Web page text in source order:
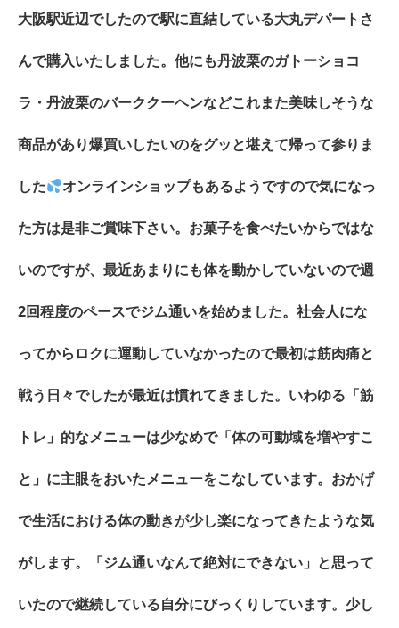
大阪駅近辺でしたので駅に直結している大丸デパートさ
んで購入いたしました。他にも丹波栗のガトーショコ
ラ・丹波栗のバーククーヘンなどこれまた美味しそうな
商品があり爆買いしたいのをグッと堪えて帰って参りま
した オンラインショップもあるようですので気になっ
た方は是非ご賞味下さい。お菓子を食べたいからではな
いのですが、最近あまりにも体を動かしていないので週
2回程度のペースでジム通いを始めました。社会人にな
ってからロクに運動していなかったので最初は筋肉痛と
戦う日々でしたが最近は慣れてきました。いわゆる「筋
トレ」的なメニューは少なめで「体の可動域を増やすこ
と」に主眼をおいたメニューをこなしています。おかげ
で生活における体の動きが少し楽になってきたような気
がします。「ジム通いなんて絶対にできない」と思って
いたので継続している自分にびっくりしています。少し